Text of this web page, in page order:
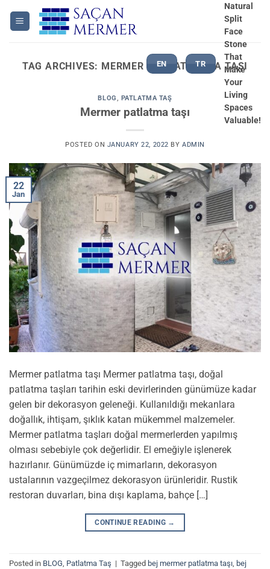
EN TR
Natural
Split
Face
Stone
That
Make
Your
Living
Spaces
Valuable!
TAG ARCHIVES: MERMER BEJ PATLATMA TAŞI
BLOG, PATLATMA TAŞ
Mermer patlatma taşı
POSTED ON JANUARY 22, 2022 BY ADMIN
22
Jan
Mermer patlatma taşı Mermer patlatma taşı, doğal
patlatma taşları tarihin eski devirlerinden günümüze kadar
gelen bir dekorasyon geleneği. Kullanıldığı mekanlara
doğallık, ihtişam, şıklık katan mükemmel malzemeler.
Mermer patlatma taşları doğal mermerlerden yapılmış
olması sebebiyle çok değerlidir. El emeğiyle işlenerek
hazırlanır. Günümüzde iç mimarların, dekorasyon
ustalarının vazgeçilmez dekorasyon ürünleridir. Rustik
restoran duvarları, bina dışı kaplama, bahçe […]
CONTINUE READING →
Posted in BLOG, Patlatma Taş | Tagged bej mermer patlatma taşı, bej